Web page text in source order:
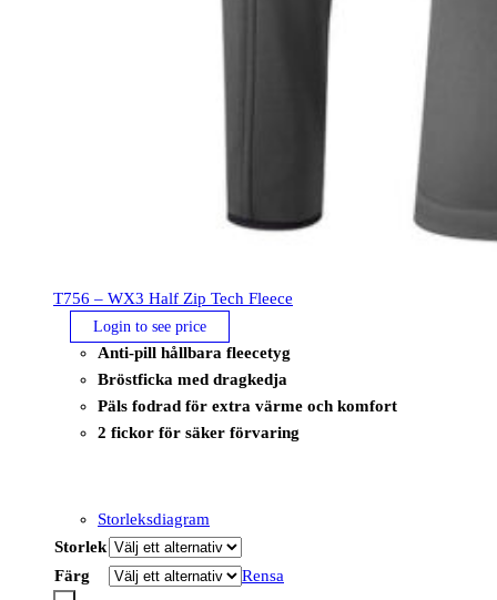
T756 – WX3 Half Zip Tech Fleece
Login to see price
Anti-pill hållbara fleecetyg
Bröstficka med dragkedja
Päls fodrad för extra värme och komfort
2 fickor för säker förvaring
Storleksdiagram
Storlek
Färg
Rensa